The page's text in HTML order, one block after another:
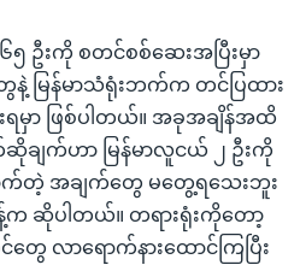
းကို စတင်စစ်ဆေးအပြီးမှာ
နဲ့ မြန်မာသံရုံးဘက်က တင်ပြထား
ာ ဖြစ်ပါတယ်။ အခုအချိန်အထိ
ျက်ဟာ မြန်မာလူငယ် ၂ ဦးကို
ာက်တဲ့ အချက်တွေ မတွေ့ရသေးဘူး
က ဆိုပါတယ်။ တရားရုံးကိုတော့
ေ လာရောက်နားထောင်ကြပြီး